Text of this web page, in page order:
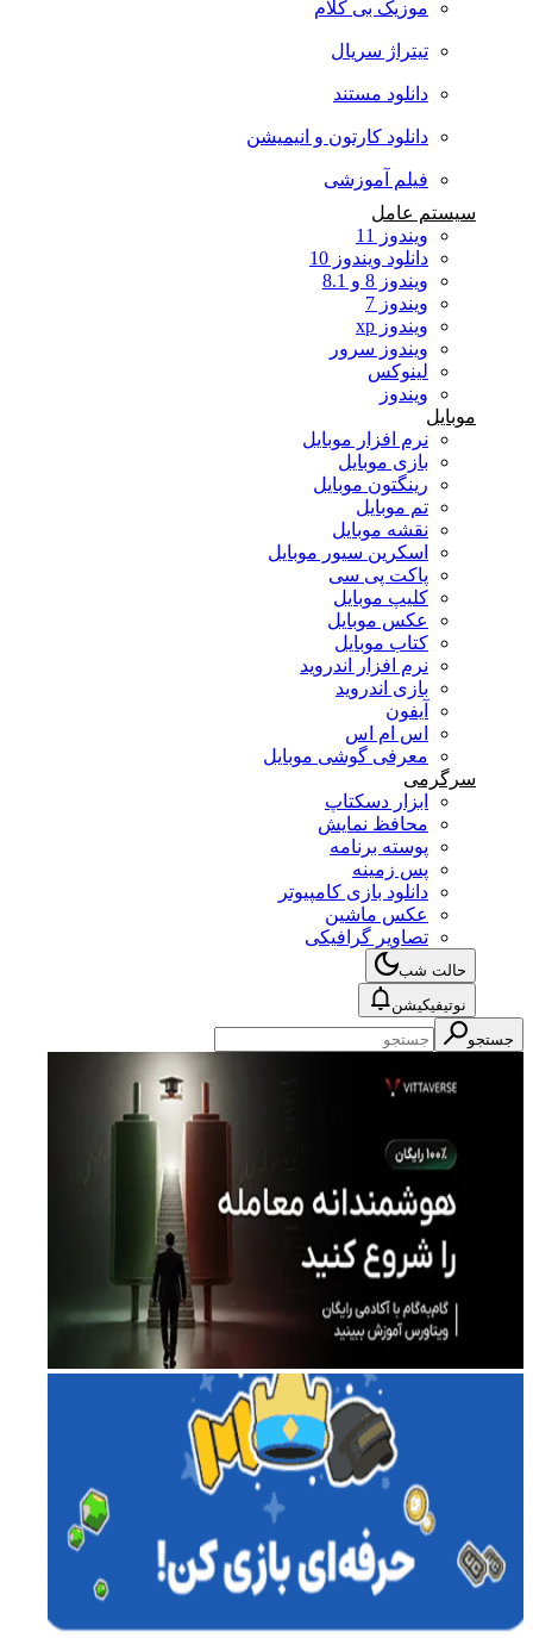
موزیک بی کلام
تیتراژ سریال
دانلود مستند
دانلود کارتون و انیمیشن
فیلم آموزشی
سیستم عامل
ویندوز 11
دانلود ویندوز 10
ویندوز 8 و 8.1
ویندوز 7
ویندوز xp
ویندوز سرور
لینوکس
ویندوز
موبایل
نرم افزار موبایل
بازی موبایل
رینگتون موبایل
تم موبایل
نقشه موبایل
اسکرین سیور موبایل
پاکت پی سی
کلیپ موبایل
عکس موبایل
کتاب موبایل
نرم افزار اندروید
بازی اندروید
آیفون
اس ام اس
معرفی گوشی موبایل
سرگرمی
ابزار دسکتاپ
محافظ نمایش
پوسته برنامه
پس زمینه
دانلود بازی کامپیوتر
عکس ماشین
تصاویر گرافیکی
حالت شب
نوتیفیکیشن
جستجو